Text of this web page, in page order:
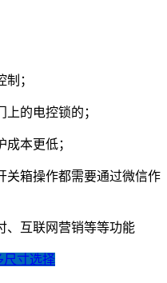
；
的电控锁的；
本更低；
关箱操作都需要通过微信作
、互联网营销等等功能
尺寸选择